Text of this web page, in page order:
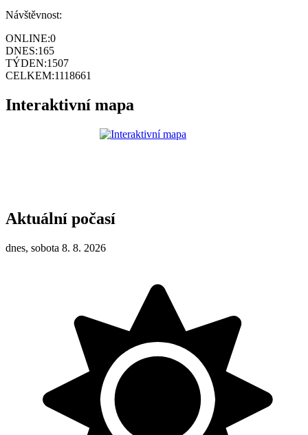
Návštěvnost:
ONLINE:0
DNES:165
TÝDEN:1507
CELKEM:1118661
Interaktivní mapa
Aktuální počasí
dnes, sobota 8. 8. 2026